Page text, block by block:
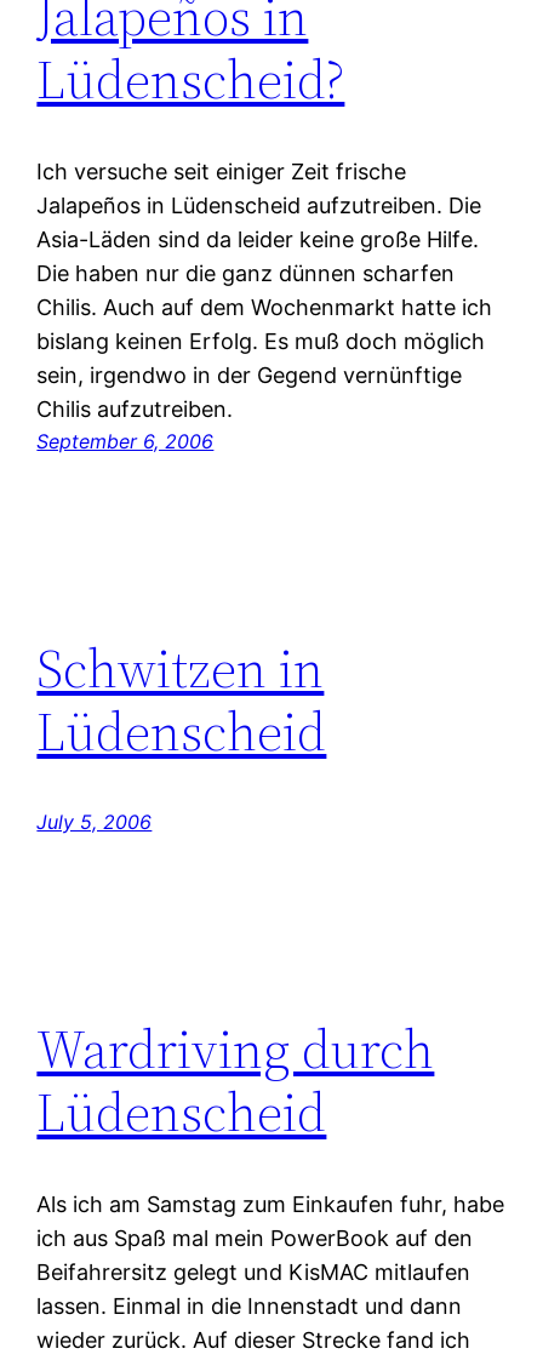
Jalapeños in
Lüdenscheid?
Ich versuche seit einiger Zeit frische
Jalapeños in Lüdenscheid aufzutreiben. Die
Asia-Läden sind da leider keine große Hilfe.
Die haben nur die ganz dünnen scharfen
Chilis. Auch auf dem Wochenmarkt hatte ich
bislang keinen Erfolg. Es muß doch möglich
sein, irgendwo in der Gegend vernünftige
Chilis aufzutreiben.
September 6, 2006
Schwitzen in
Lüdenscheid
July 5, 2006
Wardriving durch
Lüdenscheid
Als ich am Samstag zum Einkaufen fuhr, habe
ich aus Spaß mal mein PowerBook auf den
Beifahrersitz gelegt und KisMAC mitlaufen
lassen. Einmal in die Innenstadt und dann
wieder zurück. Auf dieser Strecke fand ich